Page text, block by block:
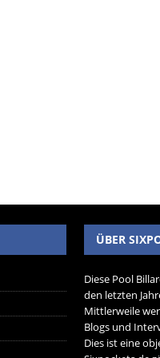
ÜBER
Diese Pool
den letzten
Mittlerweile
Blogs und
Dies ist eine